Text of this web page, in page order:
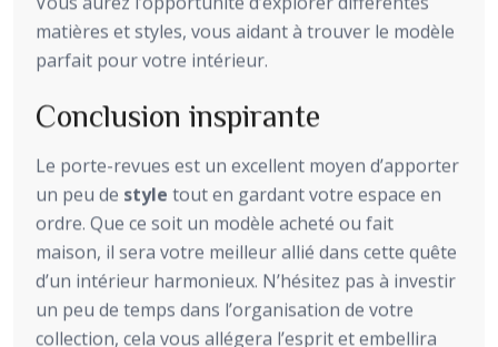
matières et styles, vous aidant à trouver le modèle
parfait pour votre intérieur.
Conclusion inspirante
Le porte-revues est un excellent moyen d’apporter
un peu de style tout en gardant votre espace en
ordre. Que ce soit un modèle acheté ou fait
maison, il sera votre meilleur allié dans cette quête
d’un intérieur harmonieux. N’hésitez pas à investir
un peu de temps dans l’organisation de votre
collection, cela vous allégera l’esprit et embellira